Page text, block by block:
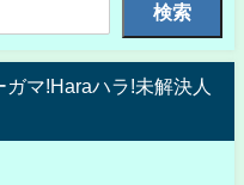
検索
マ!Haraハラ!未解決人